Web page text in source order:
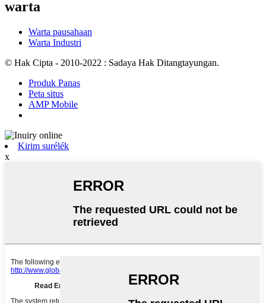
warta
Warta pausahaan
Warta Industri
© Hak Cipta - 2010-2022 : Sadaya Hak Ditangtayungan.
Produk Panas
Peta situs
AMP Mobile
Kirim surélék
x